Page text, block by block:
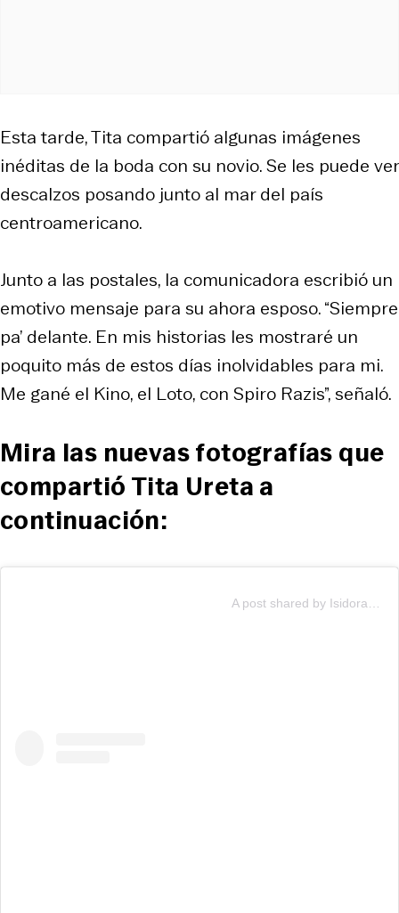
Esta tarde, Tita compartió algunas imágenes
inéditas de la boda con su novio. Se les puede ver
descalzos posando junto al mar del país
centroamericano.
Junto a las postales, la comunicadora escribió un
emotivo mensaje para su ahora esposo. “Siempre
pa’ delante. En mis historias les mostraré un
poquito más de estos días inolvidables para mi.
Me gané el Kino, el Loto, con Spiro Razis”, señaló.
Mira las nuevas fotografías que
compartió Tita Ureta a
continuación: